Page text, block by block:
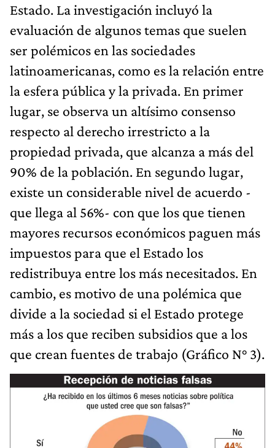
Estado. La investigación incluyó la
evaluación de algunos temas que suelen
ser polémicos en las sociedades
latinoamericanas, como es la relación entre
la esfera pública y la privada. En primer
lugar, se observa un altísimo consenso
respecto al derecho irrestricto a la
propiedad privada, que alcanza a más del
90% de la población. En segundo lugar,
existe un considerable nivel de acuerdo -
que llega al 56%- con que los que tienen
mayores recursos económicos paguen más
impuestos para que el Estado los
redistribuya entre los más necesitados. En
cambio, es motivo de una polémica que
divide a la sociedad si el Estado protege
más a los que reciben subsidios que a los
que crean fuentes de trabajo (Gráfico N° 3).